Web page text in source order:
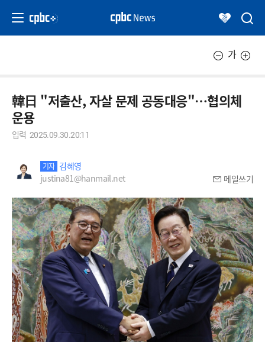
가
韓日 "저출산, 자살 문제 공동대응"…협의체
운용
입력 2025.09.30.20:11
기자 김혜영
justina81@hanmail.net
메일쓰기